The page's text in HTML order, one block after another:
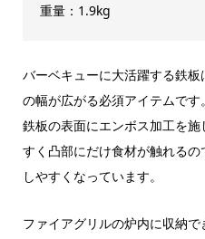
重量：1.9kg
バーベキューに大活躍する鉄
の幅が広がる必須アイテムです。
鉄板の表面にエンボス加工を
すく凸部にだけ食材が触れる
しやすくなっています。
ファイアグリルの炉内に収納